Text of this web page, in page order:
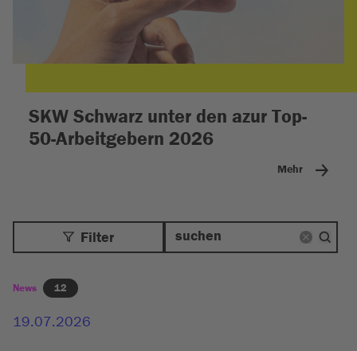
SKW Schwarz unter den azur Top-
50-Arbeitgebern 2026
Mehr
Filter
News 12
19.07.2026